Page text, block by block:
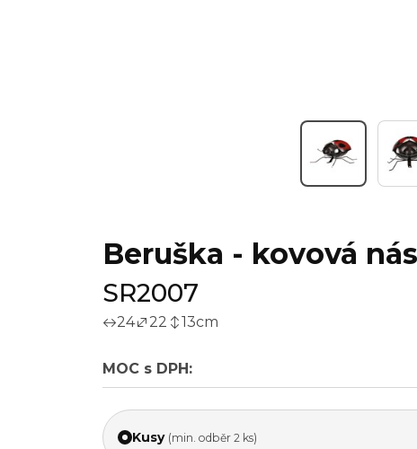
Beruška - kovová
SR2007
24 22 13cm
MOC s DPH:
Kusy (min. odběr 2 ks)